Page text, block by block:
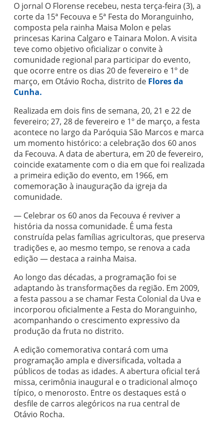
O jornal O Florense recebeu, nesta terça-feira (3), a
corte da 15ª Fecouva e 5ª Festa do Moranguinho,
composta pela rainha Maisa Molon e pelas
princesas Karina Calgaro e Tainara Molon. A visita
teve como objetivo oficializar o convite à
comunidade regional para participar do evento,
que ocorre entre os dias 20 de fevereiro e 1º de
março, em Otávio Rocha, distrito de Flores da
Cunha.
Realizada em dois fins de semana, 20, 21 e 22 de
fevereiro; 27, 28 de fevereiro e 1º de março, a festa
acontece no largo da Paróquia São Marcos e marca
um momento histórico: a celebração dos 60 anos
da Fecouva. A data de abertura, em 20 de fevereiro,
coincide exatamente com o dia em que foi realizada
a primeira edição do evento, em 1966, em
comemoração à inauguração da igreja da
comunidade.
— Celebrar os 60 anos da Fecouva é reviver a
história da nossa comunidade. É uma festa
construída pelas famílias agricultoras, que preserva
tradições e, ao mesmo tempo, se renova a cada
edição — destaca a rainha Maisa.
Ao longo das décadas, a programação foi se
adaptando às transformações da região. Em 2009,
a festa passou a se chamar Festa Colonial da Uva e
incorporou oficialmente a Festa do Moranguinho,
acompanhando o crescimento expressivo da
produção da fruta no distrito.
A edição comemorativa contará com uma
programação ampla e diversificada, voltada a
públicos de todas as idades. A abertura oficial terá
missa, cerimônia inaugural e o tradicional almoço
típico, o menorosto. Entre os destaques está o
desfile de carros alegóricos na rua central de
Otávio Rocha.